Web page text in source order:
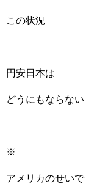
この状況
円安日本は
どうにもならない
※
アメリカのせいで